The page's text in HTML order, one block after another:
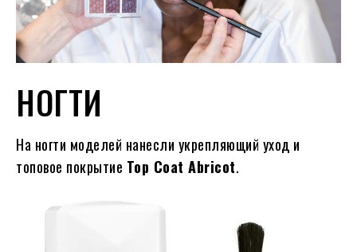
НОГТИ
На ногти моделей нанесли укрепляющий уход и
топовое покрытие Top Coat Abricot.